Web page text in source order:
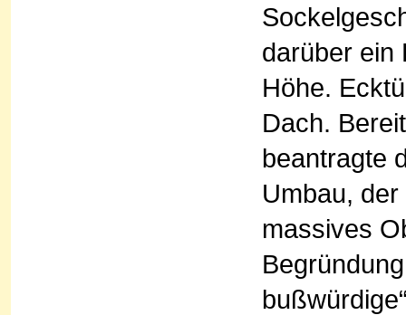
darüber ein
Höhe.
Dach.
beantragte
Umbau,
massives